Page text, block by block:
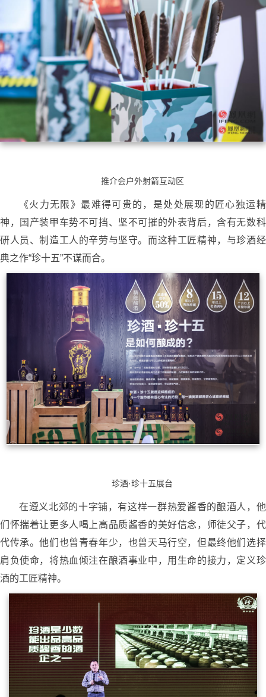
推介会户外射箭互动区
《火力无限》最难得可贵的，是处处展现的匠心独运精
神，国产装甲车势不可挡、坚不可摧的外表背后，含有无数科
研人员、制造工人的辛劳与坚守。而这种工匠精神，与珍酒经
典之作“珍十五”不谋而合。
珍酒·珍十五展台
在遵义北郊的十字铺，有这样一群热爱酱香的酿酒人，他
们怀揣着让更多人喝上高品质酱香的美好信念，师徒父子，代
代传承。他们也曾青春年少，也曾天马行空，但最终他们选择
肩负使命，将热血倾注在酿酒事业中，用生命的接力，定义珍
酒的工匠精神。